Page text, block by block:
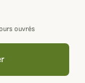
ouvrés